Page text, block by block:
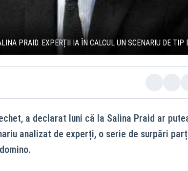
PRAID. EXPERȚII IA ÎN CALCUL UN SCENARIU DE TIP
a declarat luni că la Salina Praid ar
analizat de experți, o serie de surpări